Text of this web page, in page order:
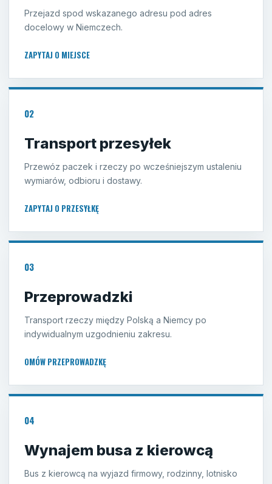
Przejazd spod wskazanego adresu pod adres
docelowy w Niemczech.
ZAPYTAJ O MIEJSCE
02
Transport przesyłek
Przewóz paczek i rzeczy po wcześniejszym ustaleniu
wymiarów, odbioru i dostawy.
ZAPYTAJ O PRZESYŁKĘ
03
Przeprowadzki
Transport rzeczy między Polską a Niemcy po
indywidualnym uzgodnieniu zakresu.
OMÓW PRZEPROWADZKĘ
04
Wynajem busa z kierowcą
Bus z kierowcą na wyjazd firmowy, rodzinny, lotnisko